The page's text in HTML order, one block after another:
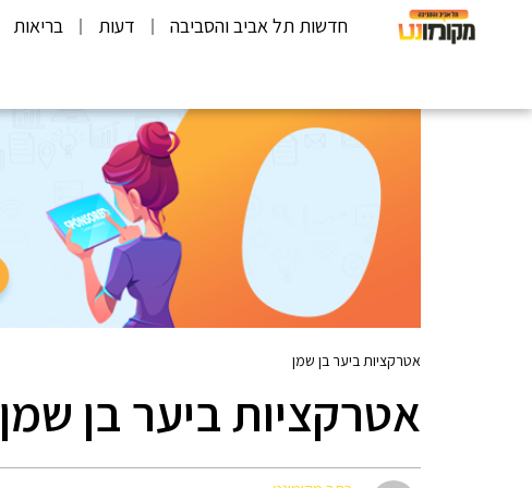
חדשות תל אביב והסביבה דעות בריאות
אטרקציות ביער בן שמן
אטרקציות ביער בן שמן